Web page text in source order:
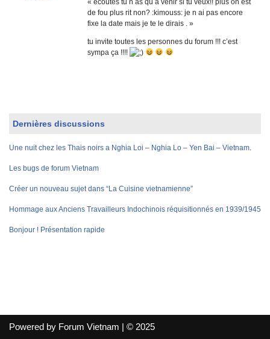
de fou plus rit non? :kimouss: je n ai pas encore
fixe la date mais je te le dirais . »
tu invite toutes les personnes du forum !!! c’est
sympa ça !!!!
Dernières discussions
Une nuit chez les Thais noirs a Nghia Loi – Nghia Lo – Yen Bai – Vietnam.
Les bugs de forum Vietnam
Créer un nouveau sujet dans “La Cuisine vietnamienne”
Hommage aux Anciens Travailleurs Indochinois réquisitionnés en 1939/1945
Bonjour ! Présentation rapide
Powered by Forum Vietnam | © 2025